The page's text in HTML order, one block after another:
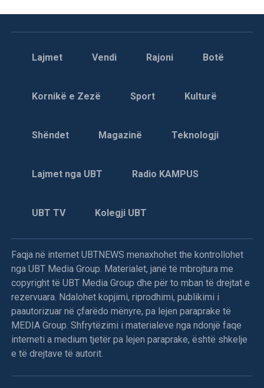
Lajmet Vendi Rajoni Botë
Kornikë e Zezë Sport Kulturë
Shëndet Magazinë Teknologji
Lajmet nga UBT Radio KAMPUS
UBT TV Kolegji UBT
Faqja në internet UBTNEWS menaxhohet the kontrollohet
nga UBT Media Group. Materialet, janë të mbrojtura me
copyright të UBT Media Group dhe për to mban të drejtat e
rezervuara. Ndalohet kopjimi, riprodhimi, publikimi i
paautorizuar në çfarëdo mënyre, pa lejen paraprake të
MEDIA Group. Shfrytëzimi i materialeve nga ndonjë faqe
interneti a medium tjetër pa lejen paraprake, është shkelje
e të drejtave të autorit.